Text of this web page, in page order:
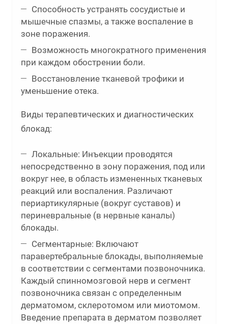
Способность устранять сосудистые и
мышечные спазмы, а также воспаление в
зоне поражения.
Возможность многократного применения
при каждом обострении боли.
Восстановление тканевой трофики и
уменьшение отека.
Виды терапевтических и диагностических
блокад:
Локальные: Инъекции проводятся
непосредственно в зону поражения, под или
вокруг нее, в область измененных тканевых
реакций или воспаления. Различают
периартикулярные (вокруг суставов) и
периневральные (в нервные каналы)
блокады.
Сегментарные: Включают
паравертебральные блокады, выполняемые
в соответствии с сегментами позвоночника.
Каждый спинномозговой нерв и сегмент
позвоночника связан с определенным
дерматомом, склеротомом или миотомом.
Введение препарата в дерматом позволяет